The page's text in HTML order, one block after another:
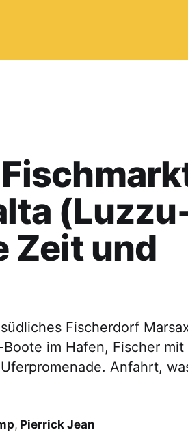
Zeit und
Fischerdorf
im Hafen, Fischer mit
Anfahrt,
, Pierrick Jean